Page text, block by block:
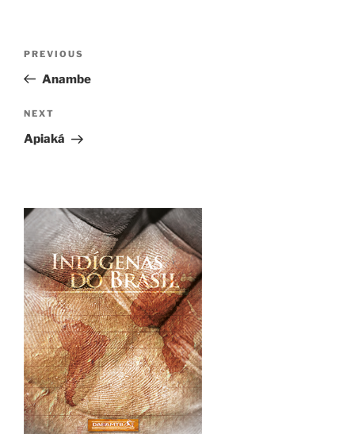
Previous
Post
PREVIOUS
Anambe
Next
Post
NEXT
Apiaká